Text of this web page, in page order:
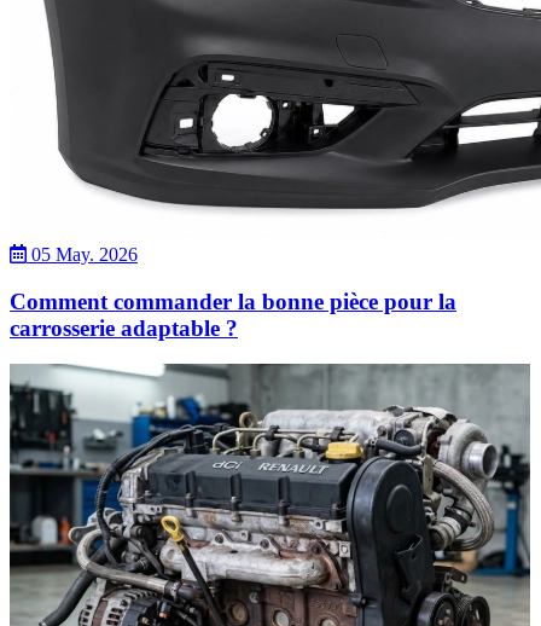
05 May. 2026
Comment commander la bonne pièce pour la
carrosserie adaptable ?